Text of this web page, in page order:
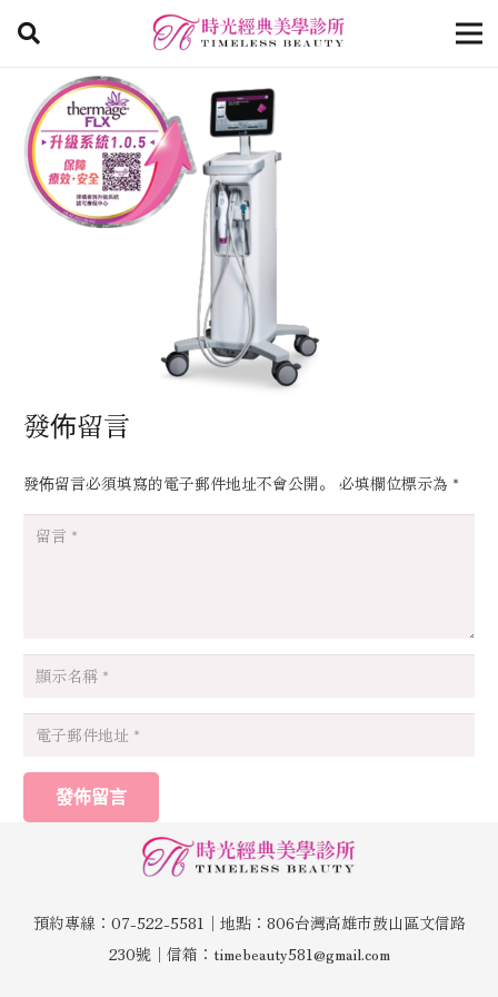
發佈留言
發佈留言必須填寫的電子郵件地址不會公開。 必填欄位標示為 *
發佈留言
預約專線：07-522-5581│地點：806台灣高雄市鼓山區文信路
230號│信箱：timebeauty581@gmail.com